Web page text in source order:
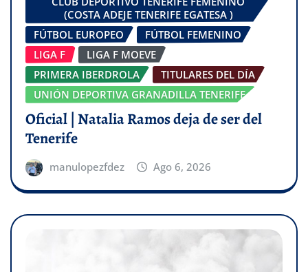
(COSTA ADEJE TENERIFE EGATESA )
FÚTBOL EUROPEO
FÚTBOL FEMENINO
LIGA F
LIGA F MOEVE
PRIMERA IBERDROLA
TITULARES DEL DÍA
UNIÓN DEPORTIVA GRANADILLA TENERIFE
Oficial | Natalia Ramos deja de ser del
Tenerife
manulopezfdez Ago 6, 2026